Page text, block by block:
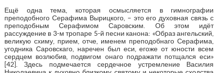
Ещё одна тема, которая осмысляется в гимнографии
преподобного Серафима Вырицкого, – это его духовная связь с
преподобным Серафимом Саровским. Об этом идёт
рассуждение в 3-м тропаре 5-й песни канона: «Образ ангельский,
великую схиму, прием, отче, именем преподобнаго Серафима,
угодника Саровскаго, наречен был еси, егоже от юности всем
сердцем возлюбив, подвигом онаго подражати потщался еси»
[42]. Здесь подмечается сердечное устремление Василия